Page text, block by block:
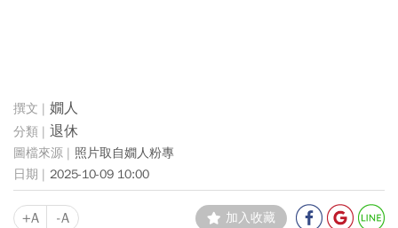
嫺人
退休
照片取自嫺人粉專
2025-10-09 10:00
+A -A 加入收藏